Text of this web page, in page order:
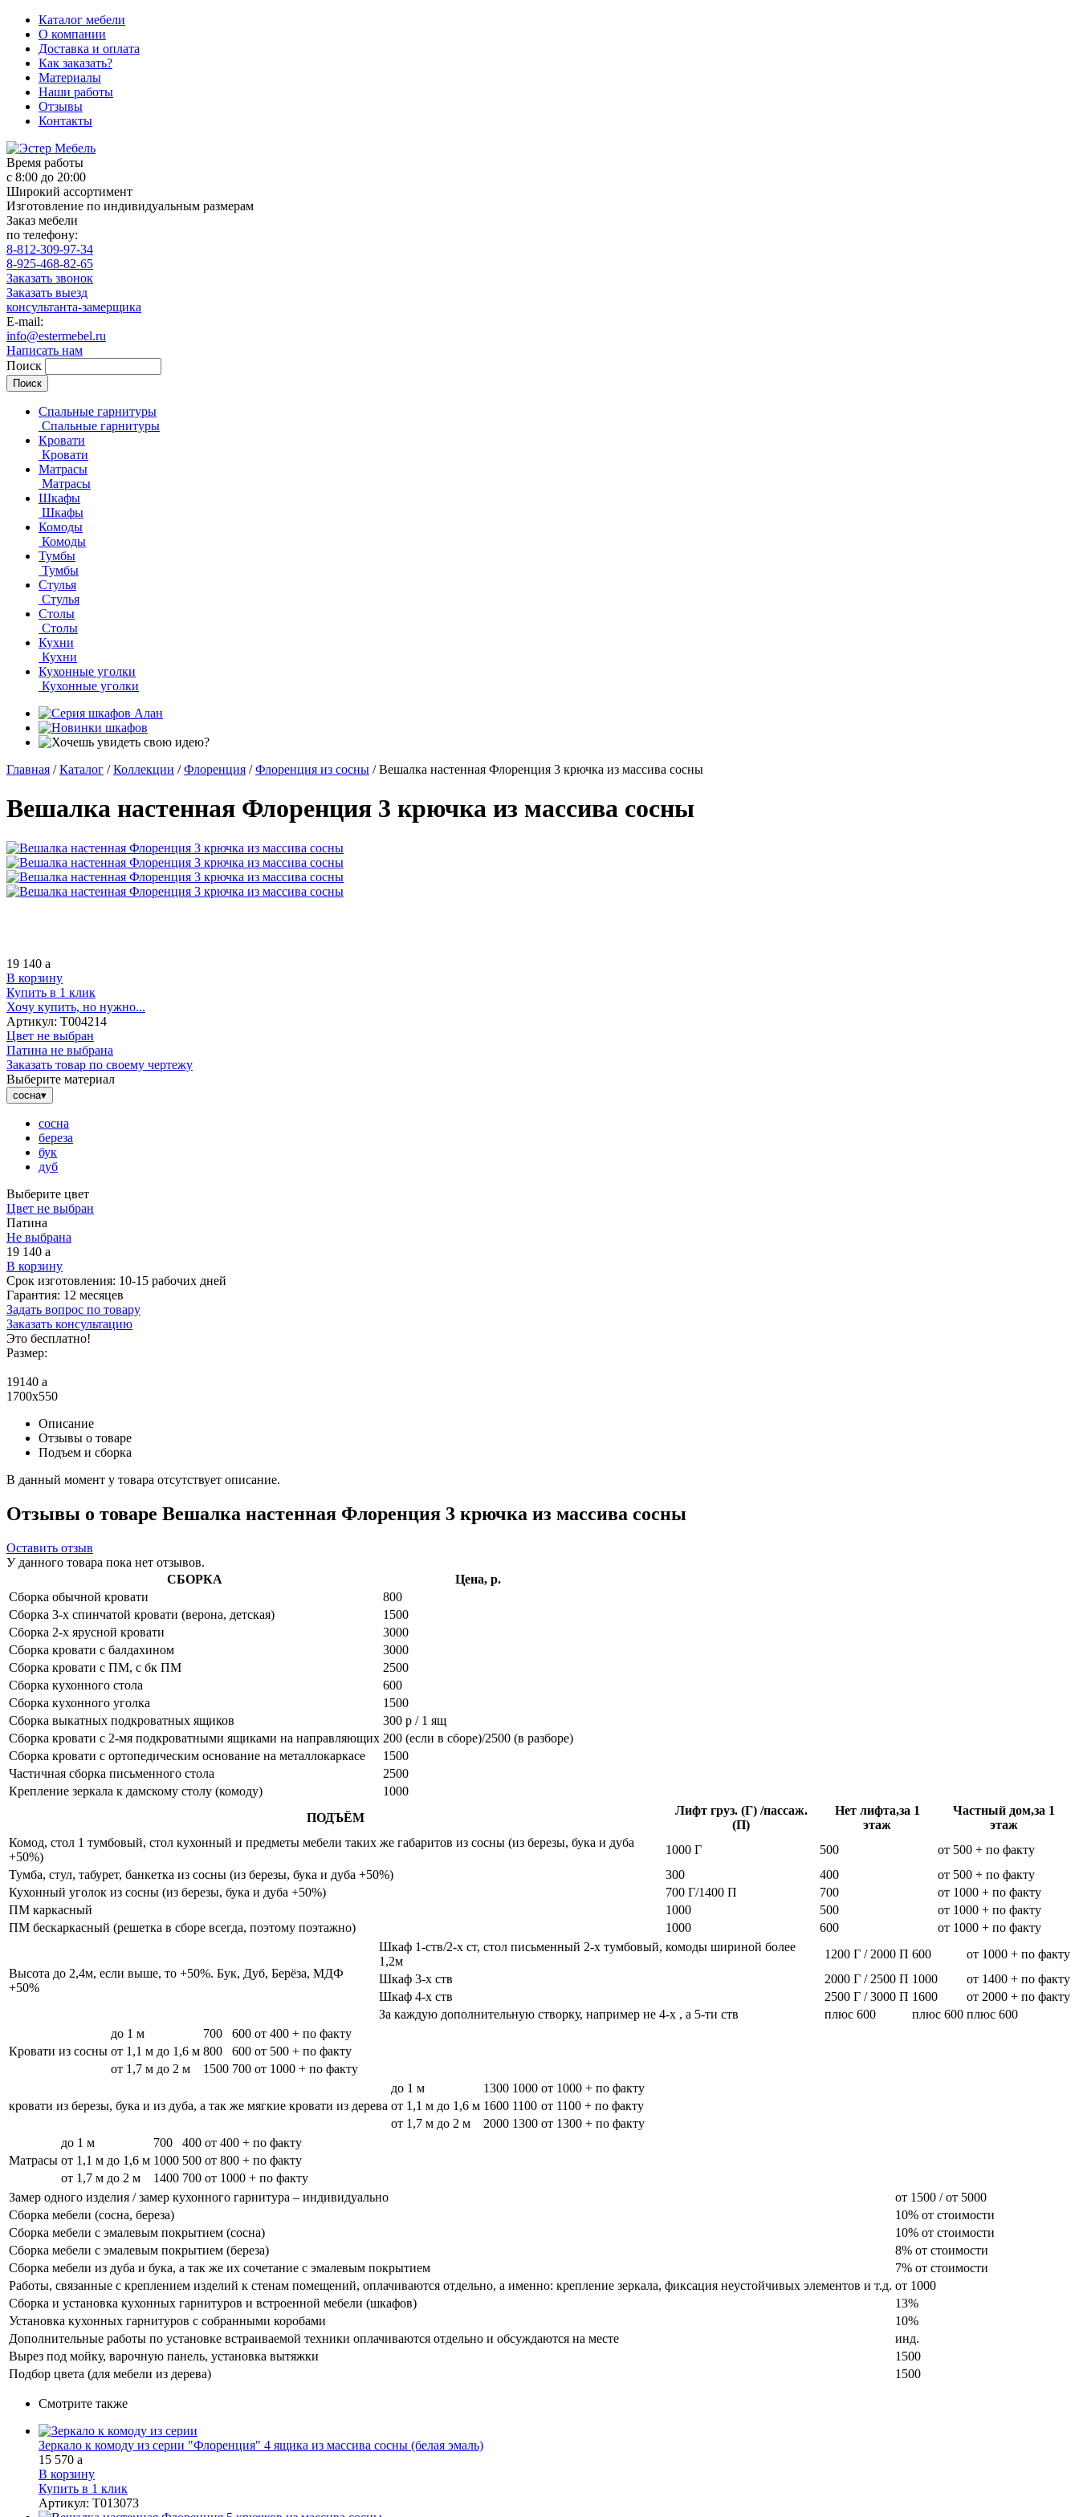
Каталог мебели
О компании
Доставка и оплата
Как заказать?
Материалы
Наши работы
Отзывы
Контакты
Время работы
с 8:00 до 20:00
Широкий ассортимент
Изготовление по индивидуальным размерам
Заказ мебели
по телефону:
8-812-309-97-34
8-925-468-82-65
Заказать звонок
Заказать выезд
консультанта-замерщика
E-mail:
info@estermebel.ru
Написать нам
Поиск
Спальные гарнитуры
Спальные гарнитуры
Кровати
Кровати
Матрасы
Матрасы
Шкафы
Шкафы
Комоды
Комоды
Тумбы
Тумбы
Стулья
Стулья
Столы
Столы
Кухни
Кухни
Кухонные уголки
Кухонные уголки
Главная / Каталог / Коллекции / Флоренция / Флоренция из сосны / Вешалка настенная Флоренция 3 крючка из массива сосны
Вешалка настенная Флоренция 3 крючка из массива сосны
19 140 a
В корзину
Купить в 1 клик
Хочу купить, но нужно...
Артикул: Т004214
Цвет не выбран
Патина не выбрана
Заказать товар по своему чертежу
Выберите материал
сосна▾
сосна
береза
бук
дуб
Выберите цвет
Цвет не выбран
Патина
Не выбрана
19 140 a
В корзину
Срок изготовления: 10-15 рабочих дней
Гарантия: 12 месяцев
Задать вопрос по товару
Заказать консультацию
Это бесплатно!
Размер:
19140 a
1700x550
Описание
Отзывы о товаре
Подъем и сборка
В данный момент у товара отсутствует описание.
Отзывы о товаре Вешалка настенная Флоренция 3 крючка из массива сосны
Оставить отзыв
У данного товара пока нет отзывов.
СБОРКА
Цена, р.
Сборка обычной кровати
800
Сборка 3-х спинчатой кровати (верона, детская)
1500
Сборка 2-х ярусной кровати
3000
Сборка кровати с балдахином
3000
Сборка кровати с ПМ, с бк ПМ
2500
Сборка кухонного стола
600
Сборка кухонного уголка
1500
Сборка выкатных подкроватных ящиков
300 р / 1 ящ
Сборка кровати с 2-мя подкроватными ящиками на направляющих 200 (если в сборе)/2500 (в разборе)
Сборка кровати с ортопедическим основание на металлокаркасе
1500
Частичная сборка письменного стола
2500
Крепление зеркала к дамскому столу (комоду)
1000
ПОДЪЁМ
Лифт груз. (Г) /пассаж.
(П)
Нет лифта,за 1
этаж
Частный дом,за 1
этаж
Комод, стол 1 тумбовый, стол кухонный и предметы мебели таких же габаритов из сосны (из березы, бука и дуба
+50%)
1000 Г 500
от 500 + по факту
Тумба, стул, табурет, банкетка из сосны (из березы, бука и дуба +50%)
300 400
от 500 + по факту
Кухонный уголок из сосны (из березы, бука и дуба +50%)
700 Г/1400 П 700
от 1000 + по факту
ПМ каркасный
1000 500
от 1000 + по факту
ПМ бескаркасный (решетка в сборе всегда, поэтому поэтажно)
1000 600 от 1000 + по факту
Высота до 2,4м, если выше, то +50%. Бук, Дуб, Берёза, МДФ
+50%
Шкаф 1-ств/2-х ст, стол письменный 2-х тумбовый, комоды шириной более
1,2м
1200 Г / 2000 П 600
от 1000 + по факту
Шкаф 3-х ств
2000 Г / 2500 П 1000
от 1400 + по факту
Шкаф 4-х ств
2500 Г / 3000 П 1600
от 2000 + по факту
За каждую дополнительную створку, например не 4-х , а 5-ти ств
плюс 600 плюс 600 плюс 600
Кровати из сосны
до 1 м 700 600 от 400 + по факту
от 1,1 м до 1,6 м 800 600 от 500 + по факту
от 1,7 м до 2 м
1500 700 от 1000 + по факту
кровати из березы, бука и из дуба, а так же мягкие кровати из дерева
до 1 м 1300 1000 от 1000 + по факту
от 1,1 м до 1,6 м 1600 1100 от 1100 + по факту
от 1,7 м до 2 м
2000 1300 от 1300 + по факту
Матрасы
до 1 м 700 400 от 400 + по факту
от 1,1 м до 1,6 м 1000 500 от 800 + по факту
от 1,7 м до 2 м
1400 700 от 1000 + по факту
Замер одного изделия / замер кухонного гарнитура – индивидуально
от 1500 / от 5000
Сборка мебели (сосна, береза)
10% от стоимости
Сборка мебели с эмалевым покрытием (сосна)
10% от стоимости
Сборка мебели с эмалевым покрытием (береза)
8% от стоимости
Сборка мебели из дуба и бука, а так же их сочетание с эмалевым покрытием
7% от стоимости
Работы, связанные с креплением изделий к стенам помещений, оплачиваются отдельно, а именно: крепление зеркала, фиксация неустойчивых элементов и т.д. от 1000
Сборка и установка кухонных гарнитуров и встроенной мебели (шкафов)
13%
Установка кухонных гарнитуров с собранными коробами
10%
Дополнительные работы по установке встраиваемой техники оплачиваются отдельно и обсуждаются на месте
инд.
Вырез под мойку, варочную панель, установка вытяжки
1500
Подбор цвета (для мебели из дерева)
1500
Смотрите также
Зеркало к комоду из серии "Флоренция" 4 ящика из массива сосны (белая эмаль)
15 570 a
В корзину
Купить в 1 клик
Артикул: Т013073